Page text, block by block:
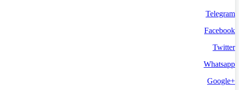
Telegram
Facebook
Twitter
Whatsapp
+Google